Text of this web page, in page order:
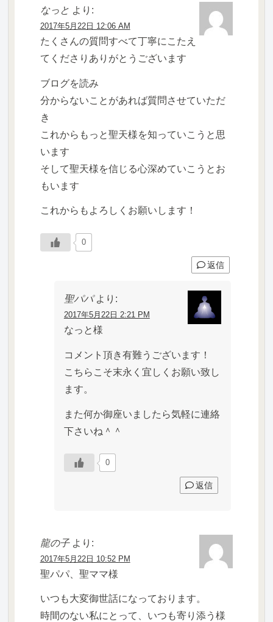
なっと より:
2017年5月22日 12:06 AM
たくさんの質問すべて丁寧にこたえ
てくださりありがとうございます
ブログを読み
分からないことがあれば質問させていただ
き
これからもっと聖天様を知っていこうと思
います
そして聖天様を信じる心深めていこうとお
もいます
これからもよろしくお願いします！
0
返信
聖パパ より:
2017年5月22日 2:21 PM
なっと様
コメント頂き有難うございます！
こちらこそ末永く宜しくお願い致し
ます。
また何か御座いましたら気軽に連絡
下さいね＾＾
0
返信
龍の子 より:
2017年5月22日 10:52 PM
聖パパ、聖ママ様
いつも大変御世話になっております。
時間のない私にとって、いつも寄り添う様